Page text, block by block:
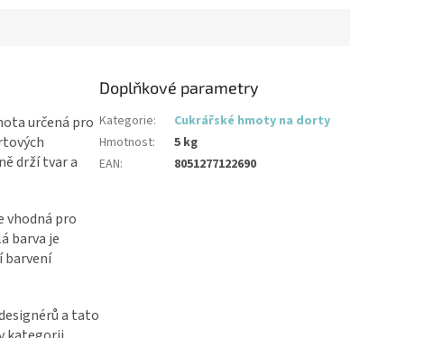
určená pro
drží tvar a
vhodná pro
barva je
barvení
a tato
Doplňkové parametry
Kategorie:
Cukrářské hmoty na dorty
Hmotnost:
5 kg
EAN: 8051277122690